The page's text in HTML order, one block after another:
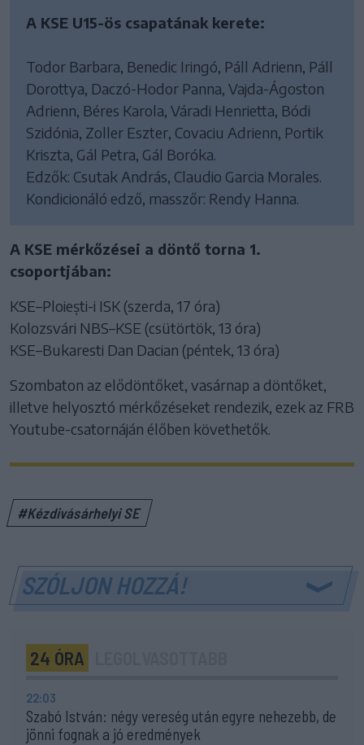
A KSE U15-ös csapatának kerete:
Todor Barbara, Benedic Iringó, Páll Adrienn, Páll
Dorottya, Daczó-Hodor Panna, Vajda-Ágoston
Adrienn, Béres Karola, Váradi Henrietta, Bódi
Szidónia, Zoller Eszter, Covaciu Adrienn, Portik
Kriszta, Gál Petra, Gál Boróka.
Edzők: Csutak András, Claudio Garcia Morales.
Kondicionáló edző, masszőr: Rendy Hanna.
A KSE mérkőzései a döntő torna 1.
csoportjában:
KSE–Ploiești-i ISK (szerda, 17 óra)
Kolozsvári NBS–KSE (csütörtök, 13 óra)
KSE–Bukaresti Dan Dacian (péntek, 13 óra)
Szombaton az elődöntőket, vasárnap a döntőket,
illetve helyosztó mérkőzéseket rendezik, ezek az FRB
Youtube-csatornáján élőben követhetők.
#Kézdivásárhelyi SE
SZÓLJON HOZZÁ!
24 ÓRA
22:03
Szabó István: négy vereség után egyre nehezebb, de
jönni fognak a jó eredmények